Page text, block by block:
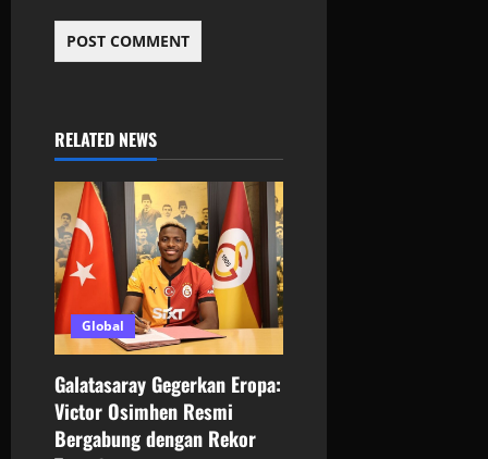
RELATED NEWS
Global
Galatasaray Gegerkan Eropa:
Victor Osimhen Resmi
Bergabung dengan Rekor